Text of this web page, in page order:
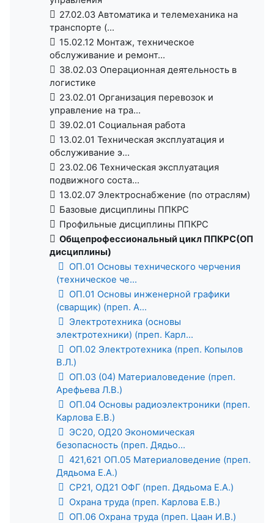
27.02.03 Автоматика и телемеханика на
транспорте (...
15.02.12 Монтаж, техническое
обслуживание и ремонт...
38.02.03 Операционная деятельность в
логистике
23.02.01 Организация перевозок и
управление на тра...
39.02.01 Социальная работа
13.02.01 Техническая эксплуатация и
обслуживание э...
23.02.06 Техническая эксплуатация
подвижного соста...
13.02.07 Электроснабжение (по отраслям)
Базовые дисциплины ППКРС
Профильные дисциплины ППКРС
Общепрофессиональный цикл ППКРС(ОП
дисциплины)
ОП.01 Основы технического черчения
(техническое че...
ОП.01 Основы инженерной графики
(сварщик) (преп. А...
Электротехника (основы
электротехники) (преп. Карл...
ОП.02 Электротехника (преп. Копылов
В.Л.)
ОП.03 (04) Материаловедение (преп.
Арефьева Л.В.)
ОП.04 Основы радиоэлектроники (преп.
Карлова Е.В.)
ЭС20, ОД20 Экономическая
безопасность (преп. Дядьо...
421,621 ОП.05 Материаловедение (преп.
Дядьома Е.А.)
СР21, ОД21 ОФГ (преп. Дядьома Е.А.)
Охрана труда (преп. Карлова Е.В.)
ОП.06 Охрана труда (преп. Цаан И.В.)